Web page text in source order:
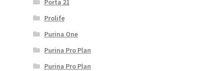
Porta 21
Prolife
Purina One
Purina Pro Plan
Purina Pro Plan